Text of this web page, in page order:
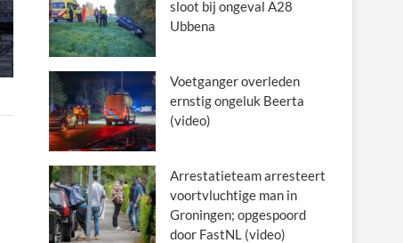
sloot bij ongeval A28
Ubbena
Voetganger overleden
ernstig ongeluk Beerta
(video)
Arrestatieteam arresteert
voortvluchtige man in
Groningen; opgespoord
door FastNL (video)